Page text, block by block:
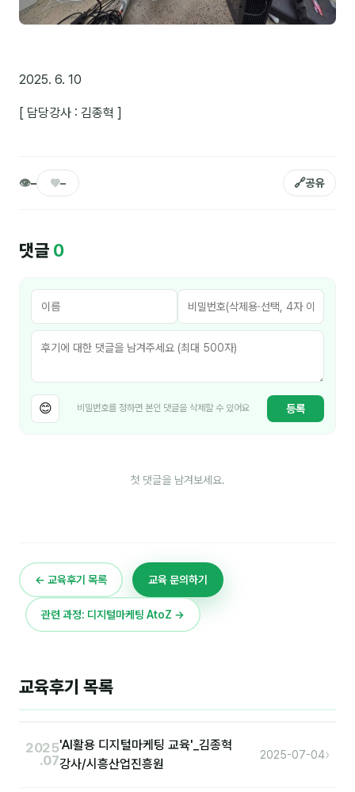
커뮤니티
자주 묻는 질문
2025. 6. 10
[ 담당강사 : 김종혁 ]
👁– ♥– 🔗공유
댓글 0
😊 비밀번호를 정하면 본인 댓글을 삭제할 수 있어요 등록
첫 댓글을 남겨보세요.
← 교육후기 목록 교육 문의하기
관련 과정: 디지털마케팅 AtoZ →
교육후기 목록
2025
.07
'AI활용 디지털마케팅 교육'_김종혁
강사/시흥산업진흥원
2025-07-04›